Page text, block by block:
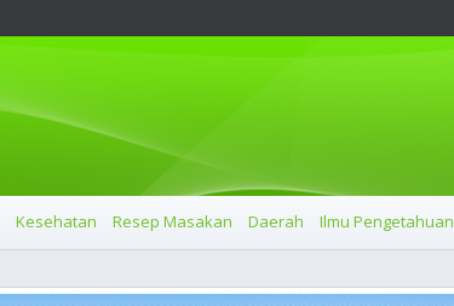
Kesehatan Resep Masakan Daerah Ilmu Pengetahuan